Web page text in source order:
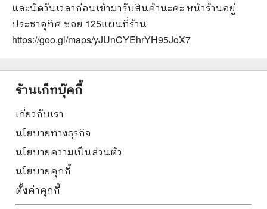
และนัดวันเวลาก่อนเข้ามารับสินค้านะคะ หน้าร้านอยู่
ประชาอุทิศ ซอย 125แผนที่ร้าน
https://goo.gl/maps/yJUnCYEhrYH95JoX7
ร้านเก็ทบุ๊คกี้
เกี่ยวกับเรา
นโยบายทางธุรกิจ
นโยบายความเป็นส่วนตัว
นโยบายคุกกี้
ตั้งค่าคุกกี้